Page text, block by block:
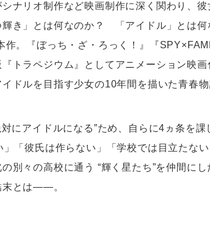
ナリオ制作など映画制作に深く関わり、
輝き」とは何なのか？ 「アイドル」とは
作。『ぼっち・ざ・ろっく！』『
トラペジウム』としてアニメーション映画
ドルを目指す少女の10年間を描いた青春物
にアイドルになる”ため、自らに4ヵ条を課
「彼氏は作らない」「学校では目立たな
別々の高校に通う “輝く星たち”を仲間に
末とは――。